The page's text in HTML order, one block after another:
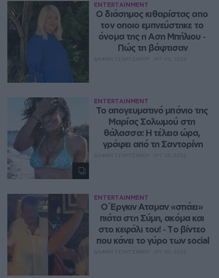
ENTERTAINMENT
Ο διάσημος κιθαρίστας απο
τον οποιο εμπνεύστηκε το
όνομα της η Αση Μπήλιου ‑
Πώς τη βάφτισαν
ENTERTAINMENT
Το απογευματινό μπάνιο της
Μαρίας Σολωμού στη
θάλασσα: Η τέλεια ώρα,
γράφει από τη Σαντορίνη
ENTERTAINMENT
Ο Έργκιν Αταμαν «σπάει»
πιάτα στη Σύμη, ακόμα και
στο κεφάλι του! ‑ Tο βίντεο
που κάνει το γύρο των social